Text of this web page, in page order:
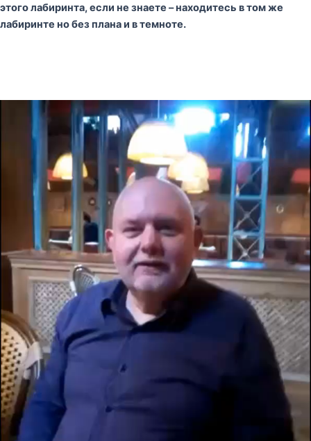
этого лабиринта, если не знаете – находитесь в том же
лабиринте но без плана и в темноте.